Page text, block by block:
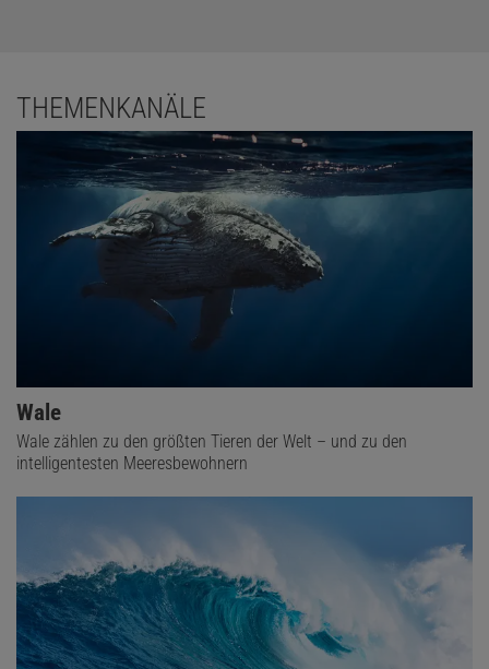
THEMENKANÄLE
Wale
Wale zählen zu den größten Tieren der Welt – und zu den
intelligentesten Meeresbewohnern